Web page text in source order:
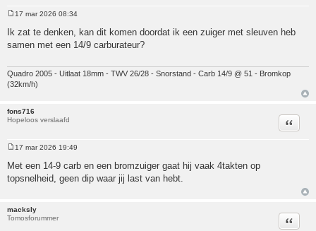
17 mar 2026 08:34
Ik zat te denken, kan dit komen doordat ik een zuiger met sleuven heb
samen met een 14/9 carburateur?
Quadro 2005 - Uitlaat 18mm - TWV 26/28 - Snorstand - Carb 14/9 @ 51 - Bromkop
(32km/h)
fons716
Hopeloos verslaafd
Citeer
17 mar 2026 19:49
Met een 14-9 carb en een bromzuiger gaat hij vaak 4takten op
topsnelheid, geen dip waar jij last van hebt.
macksly
Tomosforummer
Citeer